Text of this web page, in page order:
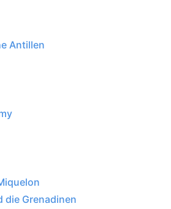
Antillen
Grenadinen